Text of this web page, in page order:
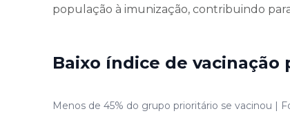
população à imunização, contribuindo
Baixo índice de vacinação
Menos de 45% do grupo prioritário se vacinou |